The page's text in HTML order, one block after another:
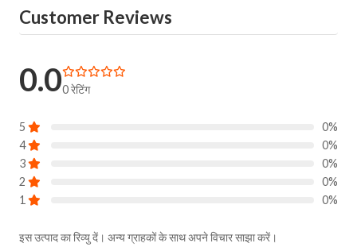
Customer Reviews
0.00 रेटिंग
5
0%
4
0%
3
0%
2
0%
1
0%
इस उत्पाद का रिव्यु दें। अन्य ग्राहकों के साथ अपने विचार साझा करें।